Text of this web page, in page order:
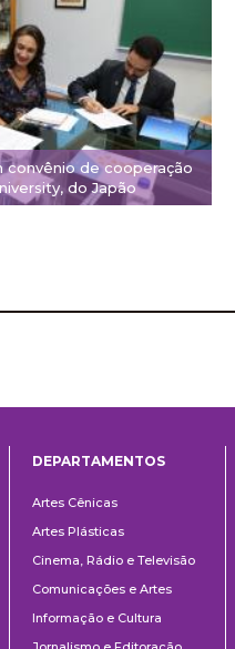
convênio de cooperação
do Japão
DEPARTAMENTOS
Artes Cênicas
Artes Plásticas
Cinema, Rádio e Televisão
Comunicações e Artes
Informação e Cultura